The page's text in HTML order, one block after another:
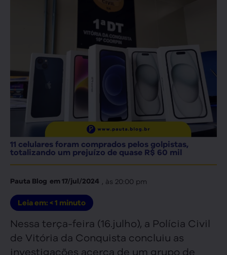
11 celulares foram comprados pelos golpistas,
totalizando um prejuízo de quase R$ 60 mil
Pauta Blog em17/jul/2024 , às 20:00 pm
Leia em: < 1 minuto
Nessa terça-feira (16.julho), a Polícia Civil
de Vitória da Conquista concluiu as
investigações acerca de um grupo de